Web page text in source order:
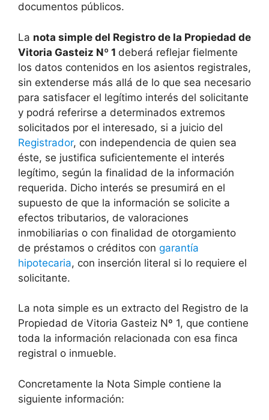
documentos públicos.
La nota simple del Registro de la Propiedad de
Vitoria Gasteiz Nº 1 deberá reflejar fielmente
los datos contenidos en los asientos registrales,
sin extenderse más allá de lo que sea necesario
para satisfacer el legítimo interés del solicitante
y podrá referirse a determinados extremos
solicitados por el interesado, si a juicio del
Registrador, con independencia de quien sea
éste, se justifica suficientemente el interés
legítimo, según la finalidad de la información
requerida. Dicho interés se presumirá en el
supuesto de que la información se solicite a
efectos tributarios, de valoraciones
inmobiliarias o con finalidad de otorgamiento
de préstamos o créditos con garantía
hipotecaria, con inserción literal si lo requiere el
solicitante.
La nota simple es un extracto del Registro de la
Propiedad de Vitoria Gasteiz Nº 1, que contiene
toda la información relacionada con esa finca
registral o inmueble.
Concretamente la Nota Simple contiene la
siguiente información: